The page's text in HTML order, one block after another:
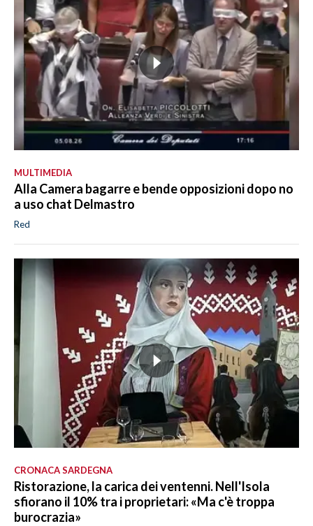
MULTIMEDIA
Alla Camera bagarre e bende opposizioni dopo no
a uso chat Delmastro
Red
CRONACA SARDEGNA
Ristorazione, la carica dei ventenni. Nell'Isola
sfiorano il 10% tra i proprietari: «Ma c'è troppa
burocrazia»